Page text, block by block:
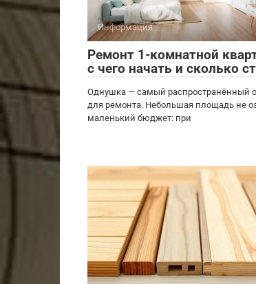
Информация
Ремонт 1-комнатной
с чего начать и сколько
Однушка — самый распространённый
для ремонта. Небольшая площадь не
маленький бюджет: при